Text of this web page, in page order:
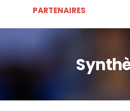
PARTENAIRES